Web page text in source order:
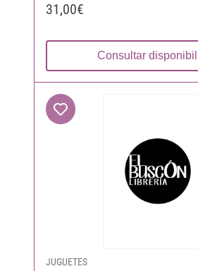
31,00€
Consultar
JUGUETES